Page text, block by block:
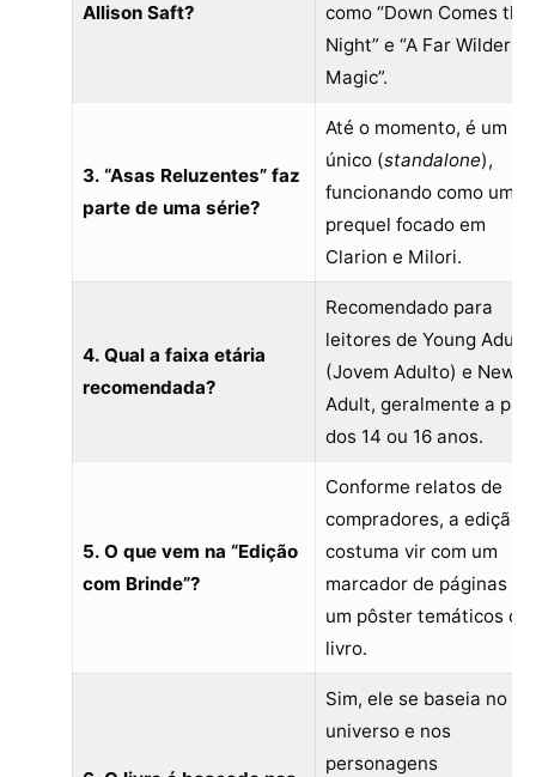
Allison Saft?
como “Down Comes the
Night” e “A Far Wilder
Magic”.
3. “Asas Reluzentes” faz
parte de uma série?
Até o momento, é um
único (standalone),
funcionando como um
prequel focado em
Clarion e Milori.
4. Qual a faixa etária
recomendada?
Recomendado para
leitores de Young Adult
(Jovem Adulto) e New
Adult, geralmente a
dos 14 ou 16 anos.
5. O que vem na “Edição
com Brinde”?
Conforme relatos de
compradores, a edição
costuma vir com um
marcador de páginas e
um pôster temáticos do
livro.
Sim, ele se baseia no
universo e nos
personagens